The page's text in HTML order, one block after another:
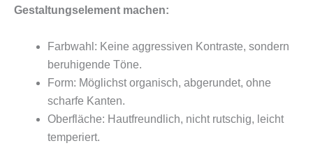
Gestaltungselement machen:
Farbwahl: Keine aggressiven Kontraste, sondern
beruhigende Töne.
Form: Möglichst organisch, abgerundet, ohne
scharfe Kanten.
Oberfläche: Hautfreundlich, nicht rutschig, leicht
temperiert.